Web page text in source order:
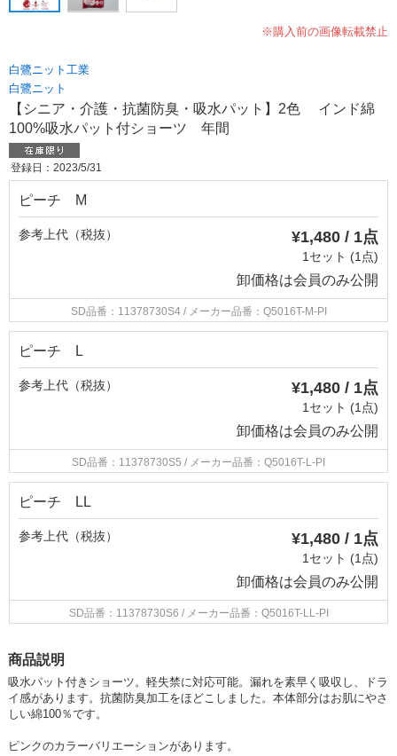
※購入前の画像転載禁止
白鷺ニット工業
白鷺ニット
【シニア・介護・抗菌防臭・吸水パット】2色 インド綿
100%吸水パット付ショーツ 年間
登録日：2023/5/31
ピーチ M
参考上代（税抜） ¥1,480 / 1点
1セット (1点)
卸価格は会員のみ公開
SD品番：11378730S4 / メーカー品番：Q5016T-M-PI
ピーチ L
参考上代（税抜） ¥1,480 / 1点
1セット (1点)
卸価格は会員のみ公開
SD品番：11378730S5 / メーカー品番：Q5016T-L-PI
ピーチ LL
参考上代（税抜） ¥1,480 / 1点
1セット (1点)
卸価格は会員のみ公開
SD品番：11378730S6 / メーカー品番：Q5016T-LL-PI
商品説明
吸水パット付きショーツ。軽失禁に対応可能。漏れを素早く吸収し、ドラ
イ感があります。抗菌防臭加工をほどこしました。本体部分はお肌にやさ
しい綿100％です。
ピンクのカラーバリエーションがあります。